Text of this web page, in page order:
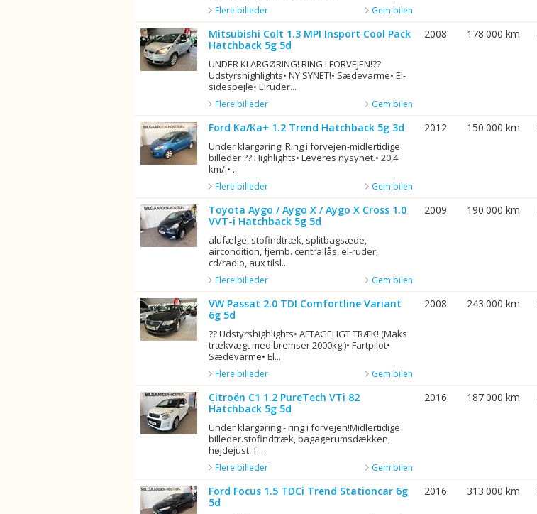
Gem bilen
Flere billeder
Mitsubishi Colt 1.3 MPI Insport Cool Pack
Hatchback 5g 5d
UNDER KLARGØRING! RING I FORVEJEN!??
Udstyrshighlights• NY SYNET!• Sædevarme• El-
sidespejle• Elruder...
Gem bilen
Flere billeder
2008 178.000 km
Ford Ka/Ka+ 1.2 Trend Hatchback 5g 3d
Under klargøring! Ring i forvejen-midlertidige
billeder ?? Highlights• Leveres nysynet.• 20,4
km/l• ...
Gem bilen
Flere billeder
2012 150.000 km
Toyota Aygo / Aygo X / Aygo X Cross 1.0
VVT-i Hatchback 5g 5d
alufælge, stofindtræk, splitbagsæde,
aircondition, fjernb. centrallås, el-ruder,
cd/radio, aux tilsl...
Gem bilen
Flere billeder
2009 190.000 km
VW Passat 2.0 TDI Comfortline Variant
6g 5d
?? Udstyrshighlights• AFTAGELIGT TRÆK! (Maks
trækvægt med bremser 2000kg.)• Fartpilot•
Sædevarme• El...
Gem bilen
Flere billeder
2008 243.000 km
Citroën C1 1.2 PureTech VTi 82
Hatchback 5g 5d
Under klargøring - ring i forvejen!Midlertidige
billeder.stofindtræk, bagagerumsdækken,
højdejust. f...
Gem bilen
Flere billeder
2016 187.000 km
Ford Focus 1.5 TDCi Trend Stationcar 6g
5d
2016 313.000 km